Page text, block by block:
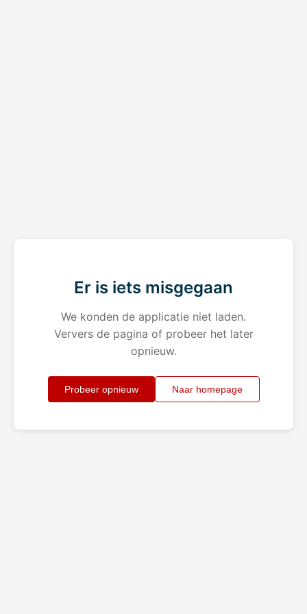
Er is iets misgegaan
We konden de applicatie niet laden.
Ververs de pagina of probeer het later
opnieuw.
Probeer opnieuw Naar homepage